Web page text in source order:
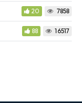
20 7858
88 16517